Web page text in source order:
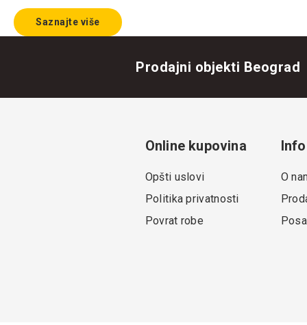
Saznajte više
Prodajni objekti Beograd
Online kupovina
Opšti uslovi
Politika privatnosti
Povrat robe
Info
O